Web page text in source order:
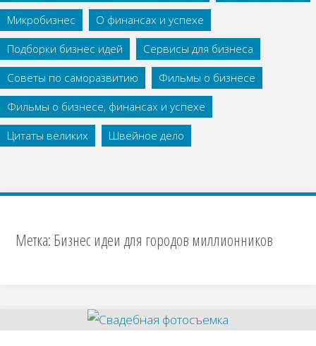
Микробизнес
О финансах и успехе
Подборки бизнес идей
Сервисы для бизнеса
Советы по саморазвитию
Фильмы о бизнесе
Фильмы о бизнесе, финансах и успехе
Цитаты великих
Швейное дело
Метка: Бизнес идеи для городов миллионников